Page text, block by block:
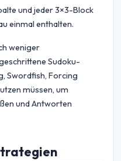
und jeder 3×3-Block
einmal enthalten.
weniger
Sudoku-
Swordfish, Forcing
müssen, um
und Antworten